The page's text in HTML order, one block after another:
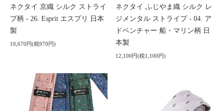
ネクタイ 京織 シルク ストライ
プ柄 - 26. Esprit エスプリ 日本
製
10,670円(税970円)
ネクタイ ふじやま織 シルク レ
ジメンタル ストライプ - 04. ア
ドベンチャー 船・マリン柄 日
本製
12,100円(税1,100円)